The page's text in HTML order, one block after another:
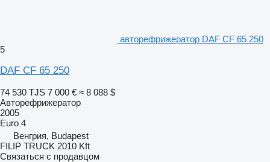
авторефрижератор DAF CF 65 250
5
DAF CF 65 250
74 530 TJS 7 000 € ≈ 8 088 $
Авторефрижератор
2005
Euro 4
Венгрия, Budapest
FILIP TRUCK 2010 Kft
Связаться с продавцом